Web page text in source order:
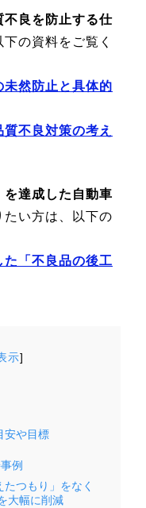
不良を防止する仕
の資料をご覧く
未然防止と具体的
不良対策の考え
を達成した自動車
たい方は、以下の
「不良品の後工
示]
安や目標
例
つもり」をなく
大幅に削減